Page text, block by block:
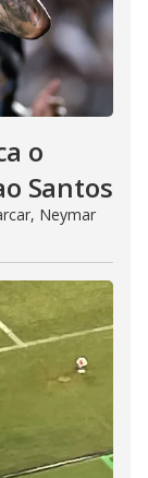
o
Santos
Neymar